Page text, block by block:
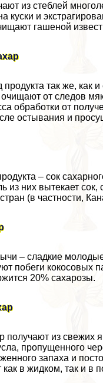
из стeблей
куски и
гашеной
так же, как
от следов
обработки от
остывания и
– сок
из них вытекает
(в частности,
– сладкие
побеги кокосовых
20% сахарозы.
получают из свежих
пропущенного
запаха и
как в жидком, так и в